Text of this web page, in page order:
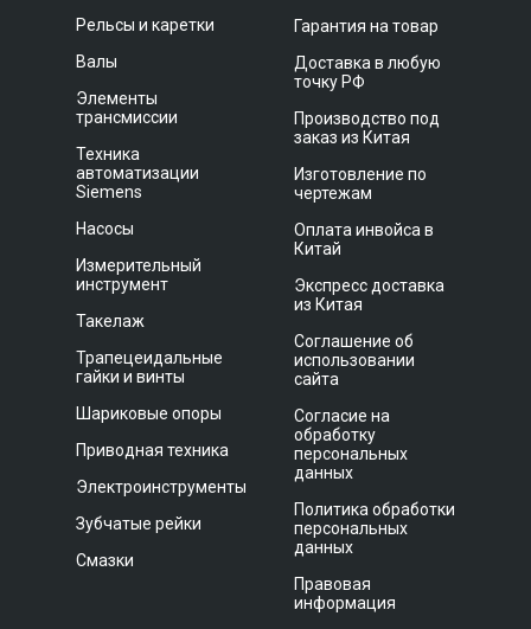
Рельсы и каретки
Валы
Элементы
трансмиссии
Техника
автоматизации
Siemens
Насосы
Измерительный
инструмент
Такелаж
Трапецеидальные
гайки и винты
Шариковые опоры
Приводная техника
Электроинструменты
Зубчатые рейки
Смазки
Гарантия на товар
Доставка в любую
точку РФ
Производство под
заказ из Китая
Изготовление по
чертежам
Оплата инвойса в
Китай
Экспресс доставка
из Китая
Соглашение об
использовании
сайта
Согласие на
обработку
персональных
данных
Политика обработки
персональных
данных
Правовая
информация